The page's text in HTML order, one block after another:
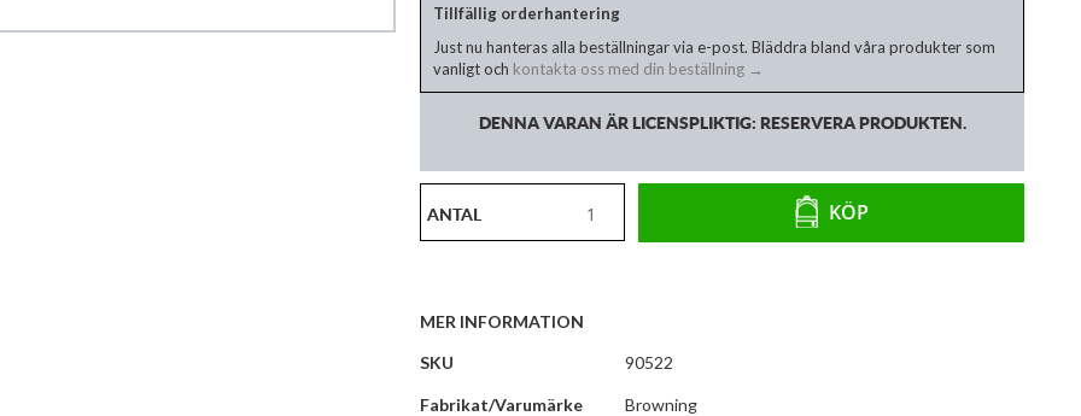
Tillfällig orderhantering
Just nu hanteras alla beställningar via e-post. Bläddra bland våra produkter som
vanligt och kontakta oss med din beställning →
DENNA VARAN ÄR LICENSPLIKTIG: RESERVERA PRODUKTEN.
ANTAL KÖP
MER INFORMATION
Mer
SKU 90522
Fabrikat/Varumärke Browning